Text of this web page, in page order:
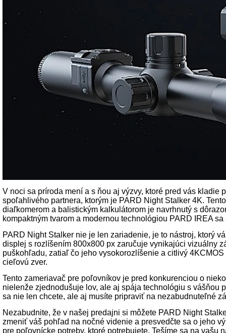
V noci sa príroda mení a s ňou aj výzvy, ktoré pred vás kladie
spoľahlivého partnera, ktorým je PARD Night Stalker 4K.
diaľkomerom a balistickým kalkulátorom je navrhnutý s
kompaktným tvarom a modernou technológiou PARD IREA
PARD Night Stalker nie je len zariadenie, je to nástroj, ktorý
displej s rozlíšením 800x800 px zaručuje vynikajúci vizuálny
puškohľadu, zatiaľ čo jeho vysokorozlíšenie a citlivý
cieľovú zver.
Tento zameriavač pre poľovníkov je pred konkurenciou o
nielenže zjednodušuje lov, ale aj spája technológiu s vášňou
sa nie len chcete, ale aj musíte pripraviť na nezabudnuteľné
Nezabudnite, že v našej predajni si môžete PARD Night
zmeniť váš pohľad na nočné videnie a presvedčte sa o jeho
pre poľovnícke potreby, ktoré potrebujete. Tešíme sa na vašu